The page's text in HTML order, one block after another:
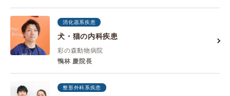
消化器系疾患
犬・猫の内科疾患
彩の森動物病院
鴨林 慶院長
整形外科系疾患